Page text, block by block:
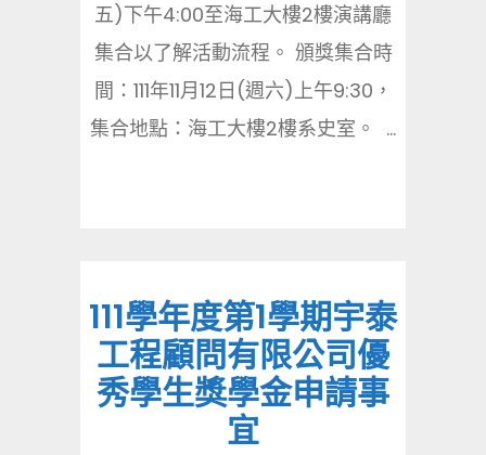
五)下午4:00至海工大樓2樓演講廳
集合以了解活動流程。 頒獎集合時
間：111年11月12日(週六)上午9:30，
集合地點：海工大樓2樓系史室。 ...
111學年度第1學期宇泰
工程顧問有限公司優
秀學生獎學金申請事
宜